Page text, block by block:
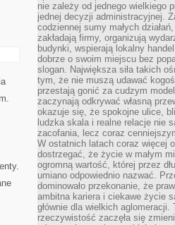
nie zależy od jednego wielkiego
jednej decyzji administracyjnej.
codziennej sumy małych
zakładają firmy, organizują
budynki, wspierają lokalny
dobrze o swoim miejscu bez
slogan. Największa siła takich
tym, że nie muszą udawać
przestają gonić za cudzym
zaczynają odkrywać własną
okazuje się, że spokojne ulice,
ludzka skala i realne relacje nie
zacofania, lecz coraz
W ostatnich latach coraz więcej
dostrzegać, że życie w małym
ogromną wartość, której przez
umiano odpowiednio nazwać.
dominowało przekonanie, że
ambitna kariera i ciekawe życie
głównie dla wielkich aglomeracji.
rzeczywistość zaczęła się